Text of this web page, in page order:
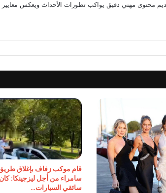
محتوى مهني دقيق يواكب تطورات الأحداث ويعكس معايير
قام موكب زفاف بإغلاق
سامراء من أجل ليزجينكا:
سائقي السيارات…